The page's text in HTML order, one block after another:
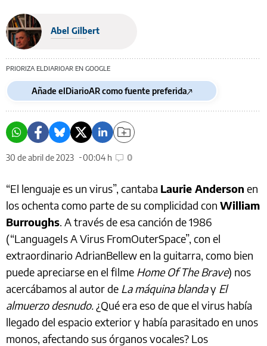
Abel Gilbert
PRIORIZA ELDIARIOAR EN GOOGLE
Añade elDiarioAR como fuente preferida
30 de abril de 2023 00:04 h 0
“El lenguaje es un virus”, cantaba Laurie Anderson en
los ochenta como parte de su complicidad con William
Burroughs. A través de esa canción de 1986
(“LanguageIs A Virus FromOuterSpace”, con el
extraordinario AdrianBellew en la guitarra, como bien
puede apreciarse en el filme Home Of The Brave) nos
acercábamos al autor de La máquina blanday El
almuerzo desnudo. ¿Qué era eso de que el virus había
llegado del espacio exterior y había parasitado en unos
monos, afectando sus órganos vocales? Los